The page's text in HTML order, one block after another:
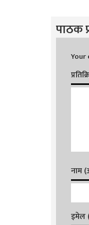
पाठक
Your
नाम
इमेल